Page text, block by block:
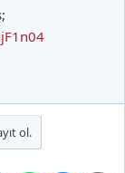
ol.